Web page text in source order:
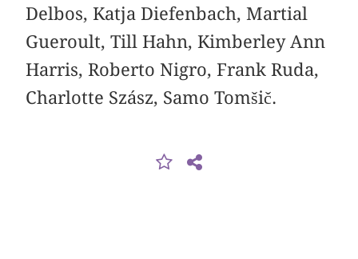
Delbos, Katja Diefenbach, Martial
Gueroult, Till Hahn, Kimberley Ann
Harris, Roberto Nigro, Frank Ruda,
Charlotte Szász, Samo Tomšič.